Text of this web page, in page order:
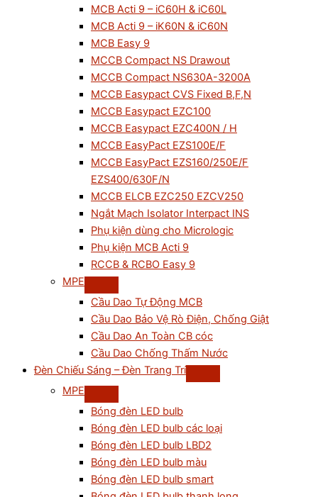
MCB Acti 9 – iC60H & iC60L
MCB Acti 9 – iK60N & iC60N
MCB Easy 9
MCCB Compact NS Drawout
MCCB Compact NS630A-3200A
MCCB Easypact CVS Fixed B,F,N
MCCB Easypact EZC100
MCCB Easypact EZC400N / H
MCCB EasyPact EZS100E/F
MCCB EasyPact EZS160/250E/F
EZS400/630F/N
MCCB ELCB EZC250 EZCV250
Ngắt Mạch Isolator Interpact INS
Phụ kiện dùng cho Micrologic
Phụ kiện MCB Acti 9
RCCB & RCBO Easy 9
MPE
Cầu Dao Tự Động MCB
Cầu Dao Bảo Vệ Rò Điện, Chống Giật
Cầu Dao An Toàn CB cóc
Cầu Dao Chống Thấm Nước
Đèn Chiếu Sáng – Đèn Trang Trí
MPE
Bóng đèn LED bulb
Bóng đèn LED bulb các loại
Bóng đèn LED bulb LBD2
Bóng đèn LED bulb màu
Bóng đèn LED bulb smart